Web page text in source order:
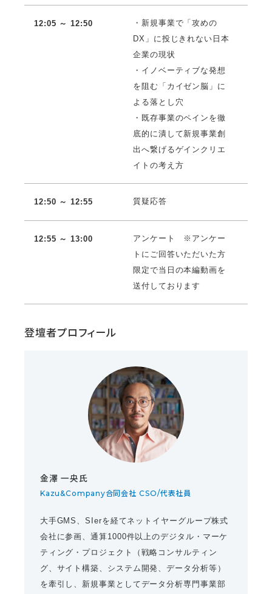
12:05 ～ 12:50
・新規事業で「攻めの
DX」に投じきれない日本
企業の現状
・イノベーティブな発想
を阻む「カイゼン脳」に
よる落とし穴
・既存事業のペインを徹
底的に潰して新規事業創
出へ繋げるゲインクリエ
イトの考え方
12:50 ～ 12:55 質疑応答
12:55 ～ 13:00
アンケート ※アンケー
トにご回答いただいた方
限定で当日の本編動画を
送付しております
登壇者プロフィール
金澤 一央氏
Kazu&Company合同会社 CSO/代表社員
大手GMS、SIerを経てネットイヤーグループ株式
会社に参画、通算1000件以上のデジタル・マーケ
ティング・プロジェクト（戦略コンサルティン
グ、サイト構築、システム開発、データ分析等）
を牽引し、新規事業としてデータ分析専門事業部